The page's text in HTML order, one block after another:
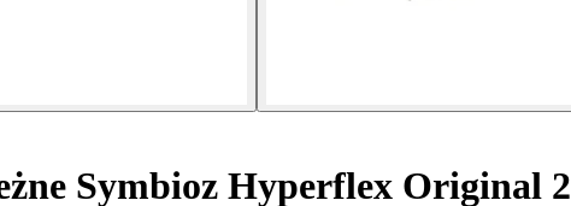
Symbioz Hyperflex Original 2